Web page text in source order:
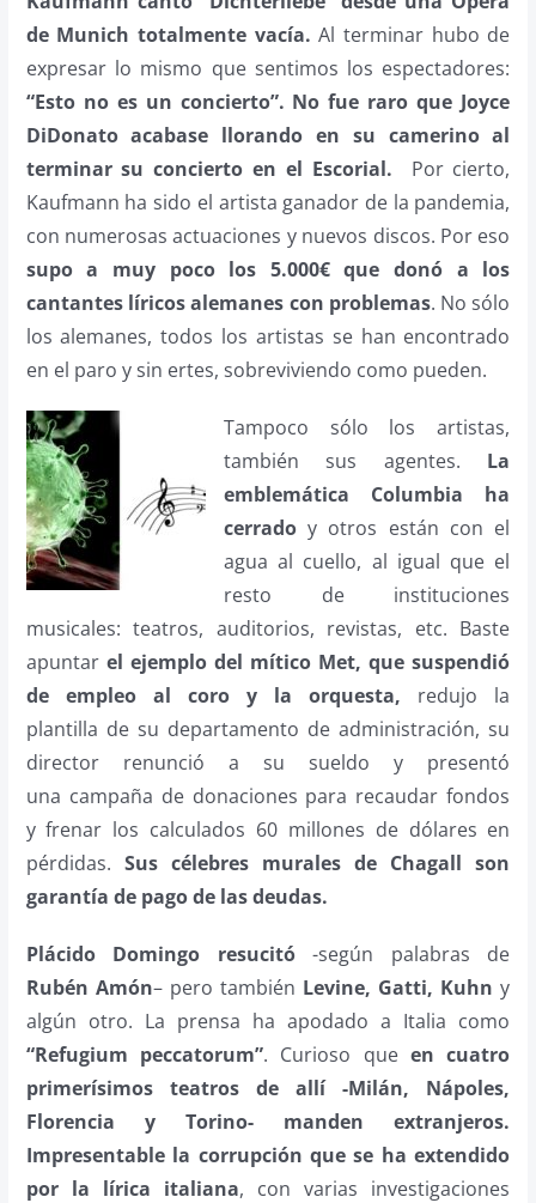
de Munich totalmente vacía. Al terminar hubo de
expresar lo mismo que sentimos los espectadores:
“Esto no es un concierto”. No fue raro que Joyce
DiDonato acabase llorando en su camerino al
terminar su concierto en el Escorial. Por cierto,
Kaufmann ha sido el artista ganador de la pandemia,
con numerosas actuaciones y nuevos discos. Por eso
supo a muy poco los 5.000€ que donó a los
cantantes líricos alemanes con problemas. No sólo
los alemanes, todos los artistas se han encontrado
en el paro y sin ertes, sobreviviendo como pueden.
Tampoco sólo los artistas,
también sus agentes. La
emblemática Columbia ha
cerradoy otros están con el
agua al cuello, al igual que el
resto de instituciones
musicales: teatros, auditorios, revistas, etc. Baste
apuntar el ejemplo del mítico Met, que suspendió
de empleo al coro y la orquesta, redujo la
plantilla de su departamento de administración, su
director renunció a su sueldo y presentó
una campaña de donaciones para recaudar fondos
y frenar los calculados 60 millones de dólares en
pérdidas. Sus célebres murales de Chagall son
garantía de pago de las deudas.
Plácido Domingo resucitó-según palabras de
Rubén Amón– pero también Levine, Gatti, Kuhn y
algún otro. La prensa ha apodado a Italia como
“Refugium peccatorum”. Curioso queen cuatro
primerísimos teatros de allí -Milán, Nápoles,
Florencia y Torino- manden extranjeros.
Impresentable la corrupción que se ha extendido
por la lírica italiana, con varias investigaciones